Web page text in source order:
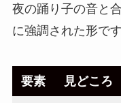
夜の踊り子の音と
に強調された形です
要素 見どころ